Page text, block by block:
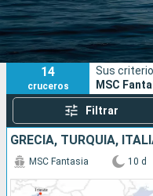
Fecha de salida
Puertos
14
cruceros
Sus
MSC
Filtrar
GRECIA, TURQUÍA,
MSC Fantasia 10 d